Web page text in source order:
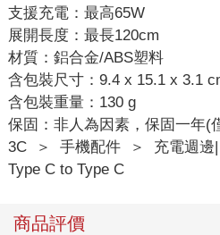
支援充電：最高65W
展開長度：最長120cm
材質：鋁合金/ABS塑料
含包裝尺寸：9.4 x 15.1 x 3.1
含包裝重量：130 g
保固：非人為因素，保固一年(
3C
＞ 手機配件 ＞ 充電週邊
Type C to Type C
商品評價